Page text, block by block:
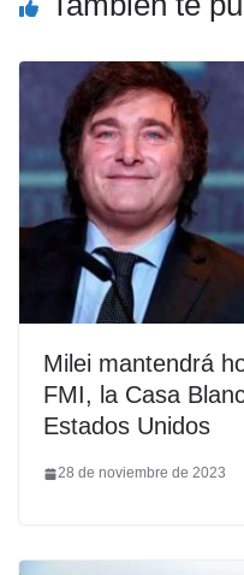
Milei mantendrá
FMI, la Casa
Estados Unidos
28 de noviembre de 2023